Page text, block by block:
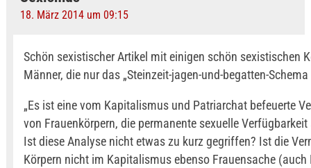
18. März 2014 um 09:15
Schön sexistischer Artikel mit einigen schön sexistischen
Männer, die nur das „Steinzeit-jagen-und-begatten-
„Es ist eine vom Kapitalismus und Patriarchat befeuerte
von Frauenkörpern, die permanente sexuelle Verfügbarkeit
Ist diese Analyse nicht etwas zu kurz gegriffen? Ist die
Körpern nicht im Kapitalismus ebenso Frauensache (auch